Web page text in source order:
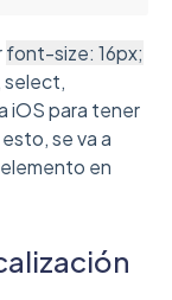
font-size: 16px;
select,
iOS para tener
se va a
en